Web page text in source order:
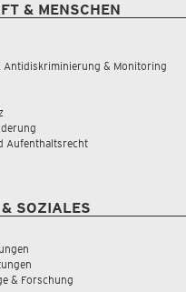
& MENSCHEN
Antidiskriminierung & Monitoring
Aufenthaltsrecht
SOZIALES
& Forschung